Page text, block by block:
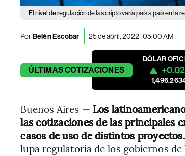
El nivel de regulación de las cripto varía país a país en la
PorBelén Escobar 25 de abril, 2022 | 05:00 AM
ÚLTIMASCOTIZACIONES
DÓLAR
Buenos Aires — Los
las cotizaciones de las principales
casos de uso de distintos
lupa regulatoria de los gobiernos